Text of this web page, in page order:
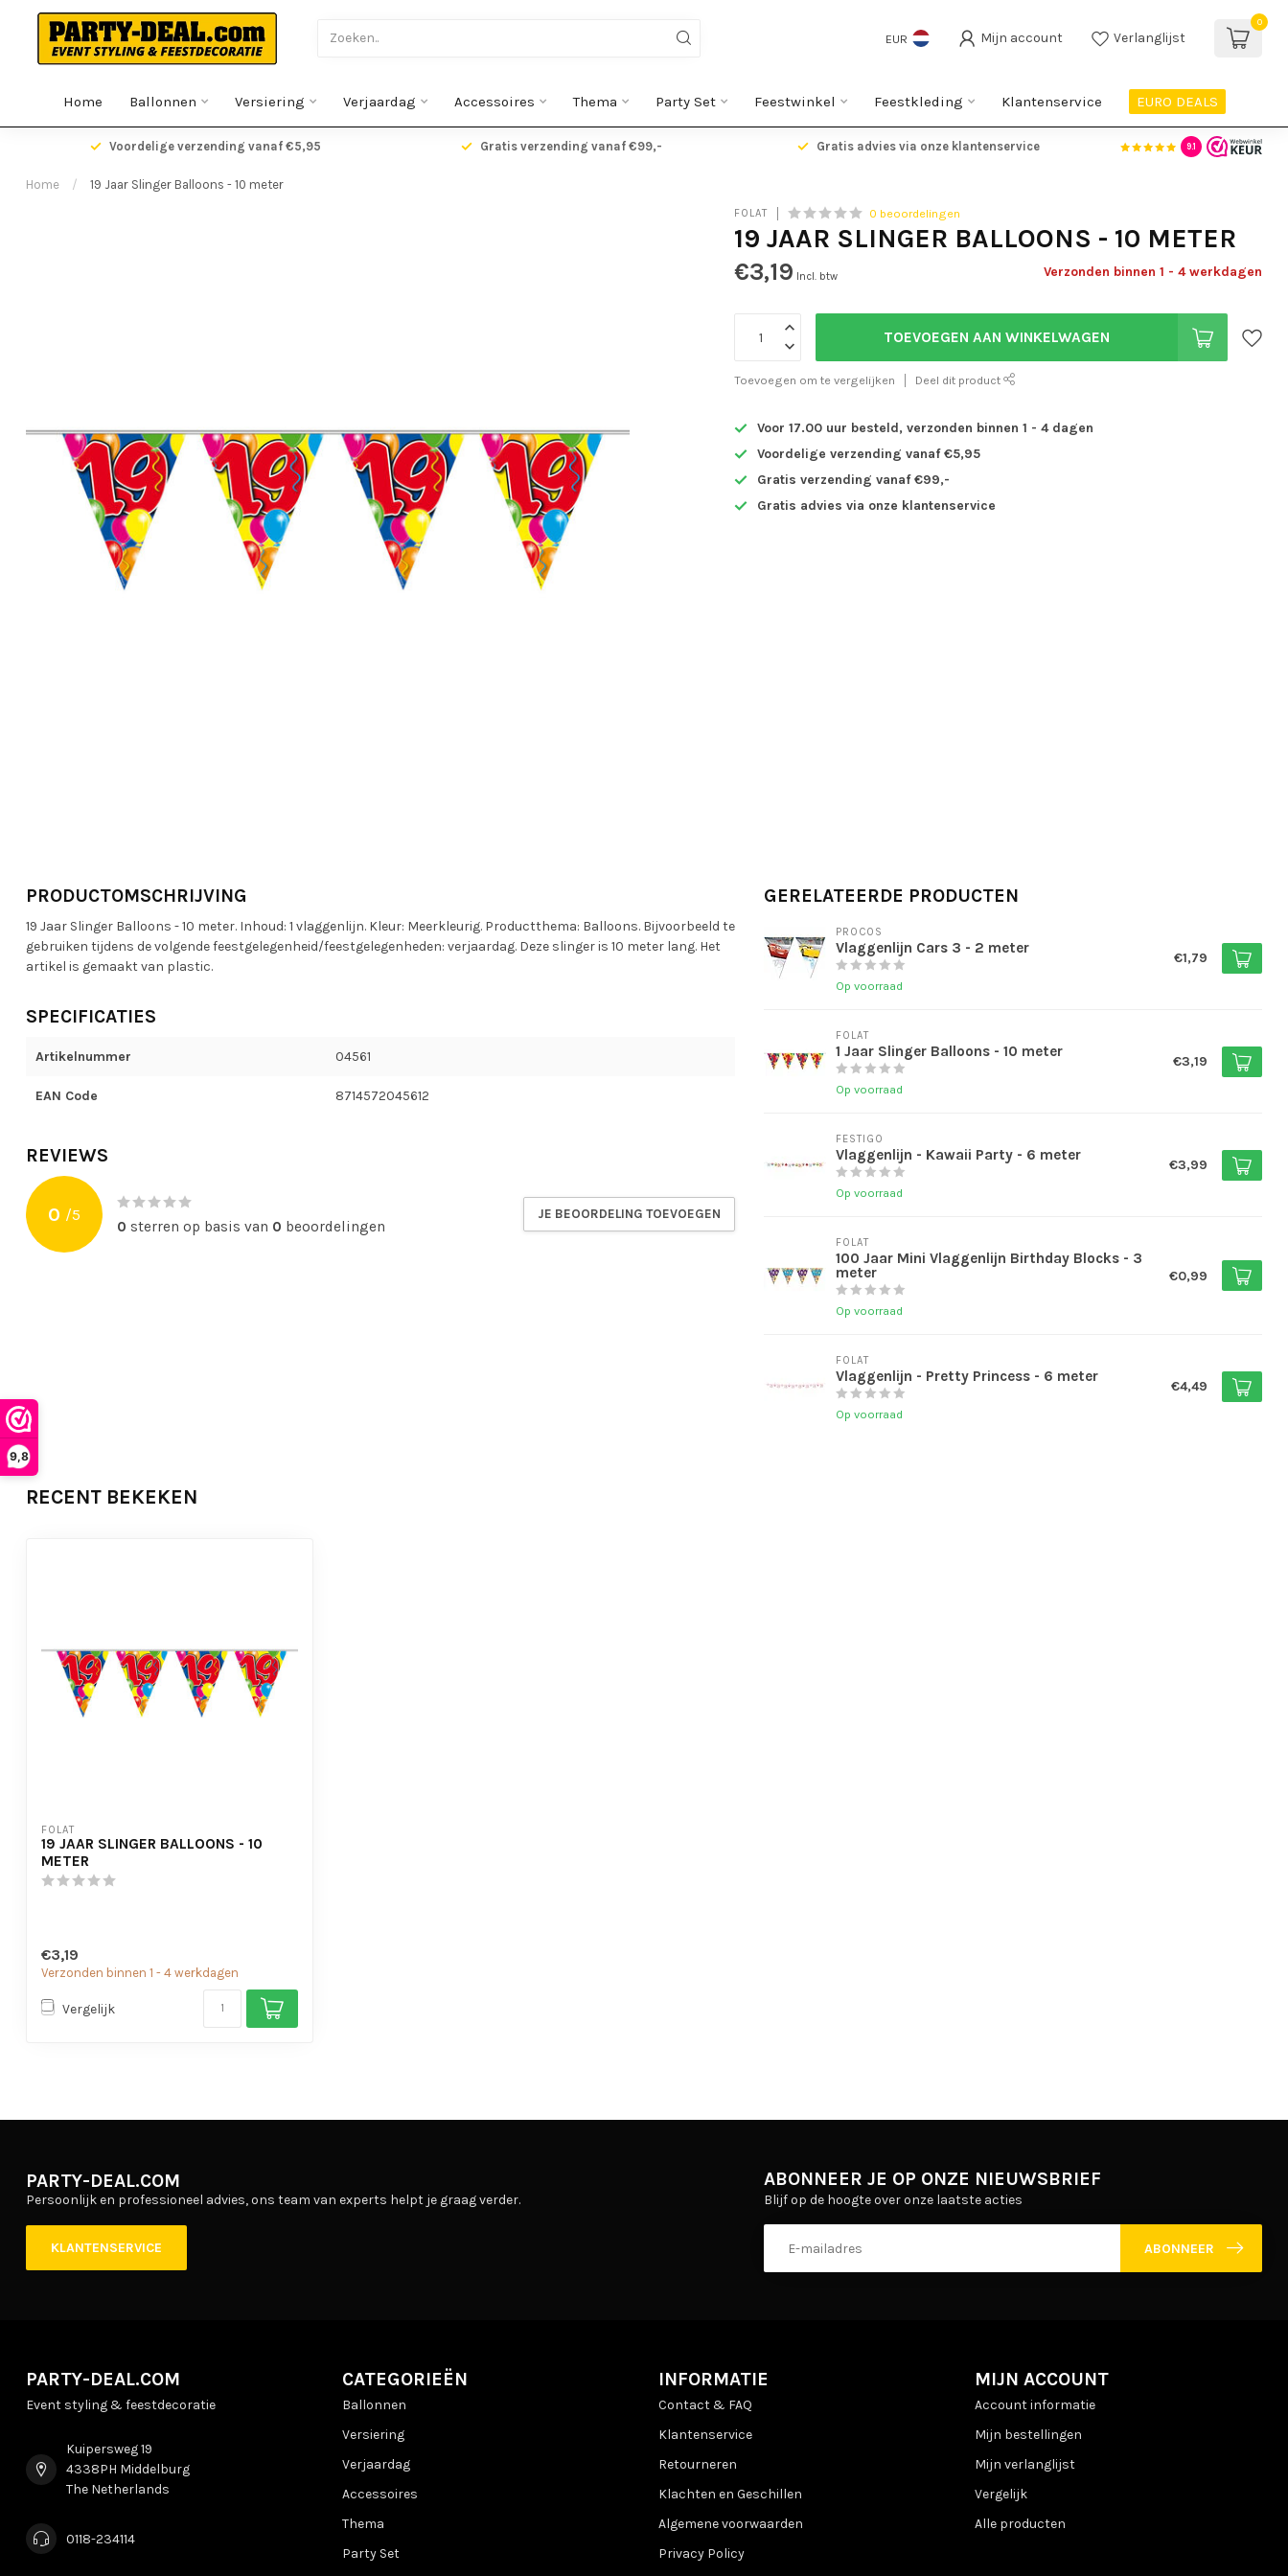
9,8
EUR Mijn account Verlanglijst
0
Home Ballonnen Versiering Verjaardag Accessoires Thema Party Set Feestwinkel Feestkleding Klantenservice EURO DEALS
Voordelige verzending vanaf €5,95 Gratis verzending vanaf €99,- Gratis advies via onze klantenservice 9.1
Home / 19 Jaar Slinger Balloons - 10 meter
FOLAT 0 beoordelingen
19 JAAR SLINGER BALLOONS - 10 METER
€3,19 Incl. btw Verzonden binnen 1 - 4 werkdagen
TOEVOEGEN AAN WINKELWAGEN
Toevoegen om te vergelijken Deel dit product
Voor 17.00 uur besteld, verzonden binnen 1 - 4 dagen
Voordelige verzending vanaf €5,95
Gratis verzending vanaf €99,-
Gratis advies via onze klantenservice
PRODUCTOMSCHRIJVING
19 Jaar Slinger Balloons - 10 meter. Inhoud: 1 vlaggenlijn. Kleur: Meerkleurig. Productthema: Balloons. Bijvoorbeeld te
gebruiken tijdens de volgende feestgelegenheid/feestgelegenheden: verjaardag. Deze slinger is 10 meter lang. Het
artikel is gemaakt van plastic.
SPECIFICATIES
Artikelnummer 04561
EAN Code 8714572045612
REVIEWS
0 /5
0 sterren op basis van 0 beoordelingen
JE BEOORDELING TOEVOEGEN
GERELATEERDE PRODUCTEN
PROCOS
Vlaggenlijn Cars 3 - 2 meter
Op voorraad
€1,79
FOLAT
1 Jaar Slinger Balloons - 10 meter
Op voorraad
€3,19
FESTIGO
Vlaggenlijn - Kawaii Party - 6 meter
Op voorraad
€3,99
FOLAT
100 Jaar Mini Vlaggenlijn Birthday Blocks - 3
meter
Op voorraad
€0,99
FOLAT
Vlaggenlijn - Pretty Princess - 6 meter
Op voorraad
€4,49
RECENT BEKEKEN
FOLAT
19 JAAR SLINGER BALLOONS - 10
METER
€3,19
Verzonden binnen 1 - 4 werkdagen
Vergelijk
PARTY-DEAL.COM
Persoonlijk en professioneel advies, ons team van experts helpt je graag verder.
KLANTENSERVICE
ABONNEER JE OP ONZE NIEUWSBRIEF
Blijf op de hoogte over onze laatste acties
ABONNEER
PARTY-DEAL.COM
Event styling & feestdecoratie
Kuipersweg 19
4338PH Middelburg
The Netherlands
0118-234114
CATEGORIEËN
Ballonnen
Versiering
Verjaardag
Accessoires
Thema
Party Set
INFORMATIE
Contact & FAQ
Klantenservice
Retourneren
Klachten en Geschillen
Algemene voorwaarden
Privacy Policy
MIJN ACCOUNT
Account informatie
Mijn bestellingen
Mijn verlanglijst
Vergelijk
Alle producten